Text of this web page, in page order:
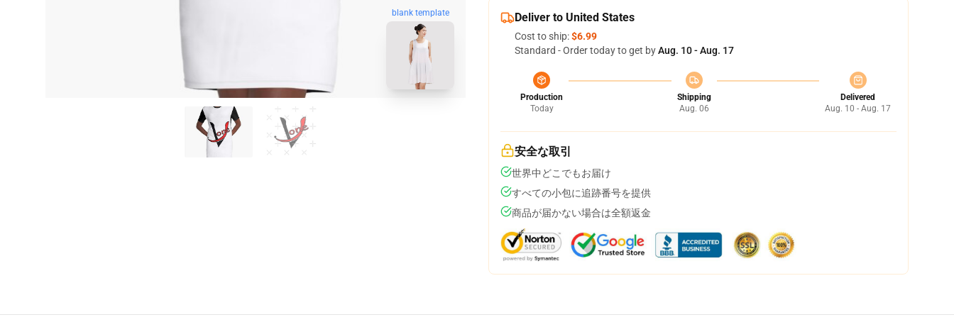
blank template Deliver to United States
Cost to ship:$6.99
Standard - Order today to get byAug. 10 - Aug. 17
Production
Today
Shipping
Aug. 06
Delivered
Aug. 10 - Aug. 17
安全な取引
世界中どこでもお届け
すべての小包に追跡番号を提供
商品が届かない場合は全額返金